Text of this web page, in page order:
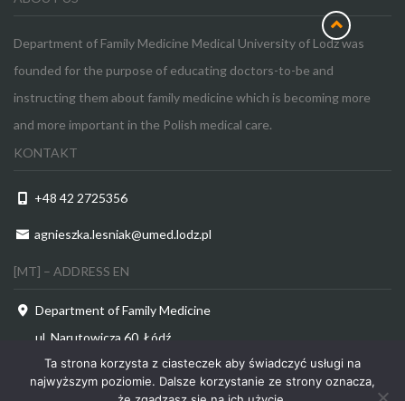
Department of Family Medicine Medical University of Lodz was
founded for the purpose of educating doctors-to-be and
instructing them about family medicine which is becoming more
and more important in the Polish medical care.
KONTAKT
+48 42 2725356
agnieszka.lesniak@umed.lodz.pl
[MT] – ADDRESS EN
Department of Family Medicine
ul. Narutowicza 60, Łódź
Ta strona korzysta z ciasteczek aby świadczyć usługi na
najwyższym poziomie. Dalsze korzystanie ze strony oznacza,